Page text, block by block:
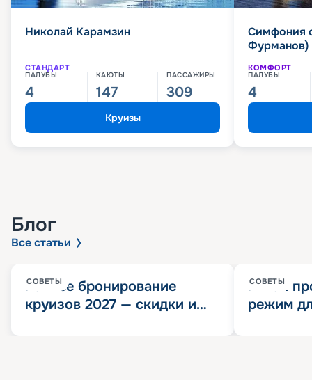
Николай Карамзин
СТАНДАРТ
ПАЛУБЫ
4
КАЮТЫ
147
ПАССАЖИРЫ
309
Круизы
Симфония
Фурманов)
КОМФОРТ
ПАЛУБЫ
4
Блог
Все статьи
СОВЕТЫ
Раннее бронирование
круизов 2027 — скидки и
СОВЕТЫ
Китай
режим